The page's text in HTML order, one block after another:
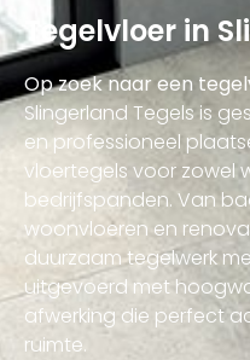
Tegelvloer in
Op zoek naar een
Slingerland Tegels is
en professioneel
vloertegels voor zowel
bedrijfspanden. Van
woonvloeren en
duurzaam tegelwerk
uitgevoerd met
afwerking die perfect
ruimte.